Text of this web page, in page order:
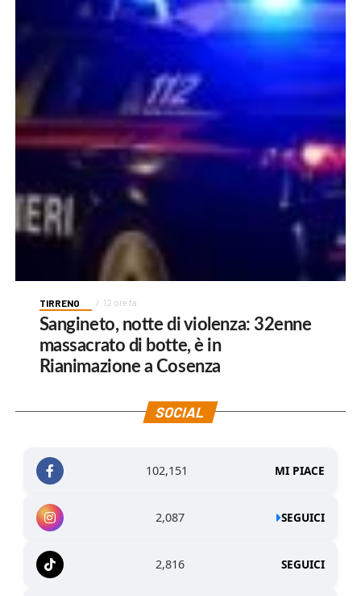
TIRRENO 12 ore fa
Sangineto, notte di violenza: 32enne
massacrato di botte, è in
Rianimazione a Cosenza
SOCIAL
102,151 MI PIACE
2,087 SEGUICI
2,816 SEGUICI